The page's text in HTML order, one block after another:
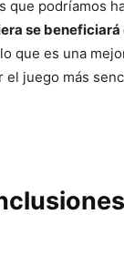
que podríamos
se beneficiará
que es una
el juego más